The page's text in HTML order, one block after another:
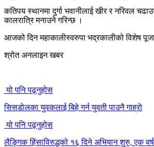
कतिपय स्थानमा दुर्गा भवानीलाई खीर र नरिवल
कालरात्रि मनाउने गरिन्छ ।
आजको दिन महाकालीस्वरुपा भद्रकालीको विशेष पूजा
श्रोत अनलाइन खबर
यो पनि पढ्नुहोस
सिसडाेलका युवकलाई बिहे गर्न युवती पाउनै गाह्राे
यो पनि पढ्नुहोस
लैङ्गिक हिंसाविरुद्धको १६ दिने अभियान शुरु, एक